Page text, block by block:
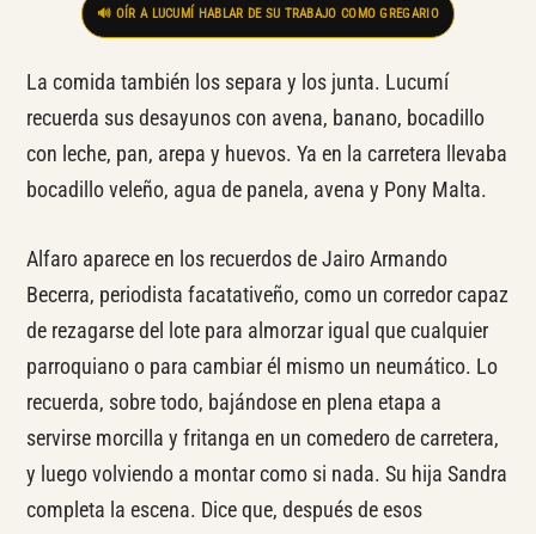
🔊 OÍR A LUCUMÍ HABLAR DE SU TRABAJO COMO GREGARIO
La comida también los separa y los junta. Lucumí
recuerda sus desayunos con avena, banano, bocadillo
con leche, pan, arepa y huevos. Ya en la carretera llevaba
bocadillo veleño, agua de panela, avena y Pony Malta.
Alfaro aparece en los recuerdos de Jairo Armando
Becerra, periodista facatativeño, como un corredor capaz
de rezagarse del lote para almorzar igual que cualquier
parroquiano o para cambiar él mismo un neumático. Lo
recuerda, sobre todo, bajándose en plena etapa a
servirse morcilla y fritanga en un comedero de carretera,
y luego volviendo a montar como si nada. Su hija Sandra
completa la escena. Dice que, después de esos